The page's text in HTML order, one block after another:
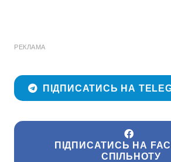
РЕКЛАМА
ПІДПИСАТИСЬ НА
ПІДПИСАТИСЬ НА
СПІЛЬНОТУ